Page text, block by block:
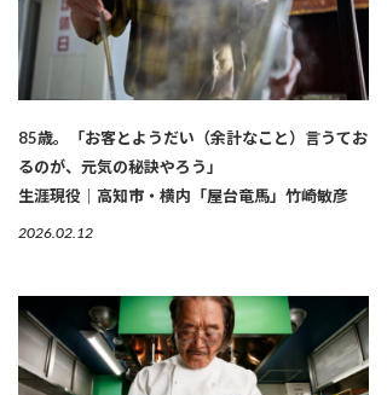
85歳。「お客とようだい（余計なこと）言うてお
るのが、元気の秘訣やろう」
生涯現役｜高知市・横内「屋台竜馬」竹崎敏彦
2026.02.12